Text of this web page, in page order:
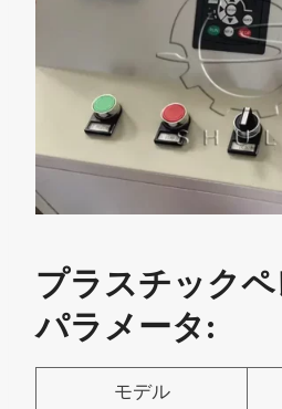
プラスチック
パラメータ:
モデル